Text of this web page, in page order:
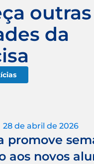
outras
da
28 de abril de 2026
promove
aos novos